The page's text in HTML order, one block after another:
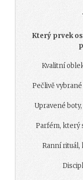
Který prvek
Kvalitní
Pečlivě
Upravené
Parfém, který
Ranní rituál,